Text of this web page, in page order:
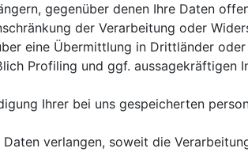
gegenüber denen Ihre Daten
der Verarbeitung oder
eine Übermittlung in Drittländer
Profiling und ggf. aussagekräftigen
Ihrer bei uns gespeicherten
verlangen, soweit die